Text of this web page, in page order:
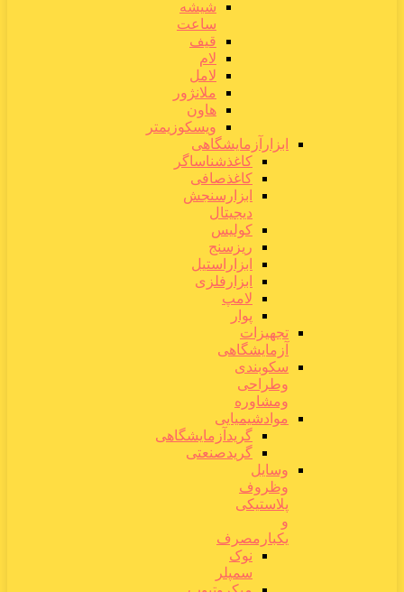
شیشه
ساعت
قیف
لام
لامل
ملانژور
هاون
ویسکوزیمتر
ابزارآزمایشگاهی
کاغذشناساگر
کاغذصافی
ابزارسنجش
دیجیتال
کولیس
ریزسنج
ابزاراستیل
ابزارفلزی
لامپ
پوار
تجهیزات
آزمایشگاهی
سکوبندی
وطراحی
ومشاوره
موادشیمیایی
گریدآزمایشگاهی
گریدصنعتی
وسایل
وظروف
پلاستیکی
و
یکبارمصرف
نوک
سمپلر